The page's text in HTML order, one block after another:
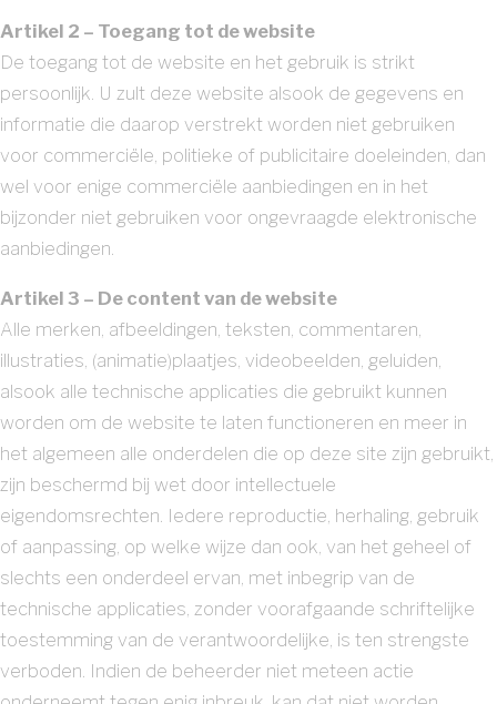
Artikel 2 – Toegang tot de website
De toegang tot de website en het gebruik is strikt
persoonlijk. U zult deze website alsook de gegevens en
informatie die daarop verstrekt worden niet gebruiken
voor commerciële, politieke of publicitaire doeleinden, dan
wel voor enige commerciële aanbiedingen en in het
bijzonder niet gebruiken voor ongevraagde elektronische
aanbiedingen.
Artikel 3 – De content van de website
Alle merken, afbeeldingen, teksten, commentaren,
illustraties, (animatie)plaatjes, videobeelden, geluiden,
alsook alle technische applicaties die gebruikt kunnen
worden om de website te laten functioneren en meer in
het algemeen alle onderdelen die op deze site zijn gebruikt,
zijn beschermd bij wet door intellectuele
eigendomsrechten. Iedere reproductie, herhaling, gebruik
of aanpassing, op welke wijze dan ook, van het geheel of
slechts een onderdeel ervan, met inbegrip van de
technische applicaties, zonder voorafgaande schriftelijke
toestemming van de verantwoordelijke, is ten strengste
verboden. Indien de beheerder niet meteen actie